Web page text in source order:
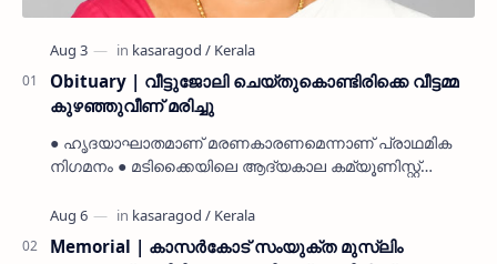
Obituary | വീട്ടുജോലി ചെയ്തുകൊണ്ടിരിക്കെ വീട്ടമ്മ
കുഴഞ്ഞുവീണ് മരിച്ചു
● ഹൃദയാഘാതമാണ് മരണകാരണമെന്നാണ് പ്രാഥമിക
നിഗമനം ● മടിക്കൈയിലെ ആദ്യകാല കമ്യൂണിസ്റ്റ്
മകളാണ് ● വിവരമറിഞ്ഞ് ജനപ്ര…
Memorial | കാസർകോട് സംയുക്ത മുസ്ലിം